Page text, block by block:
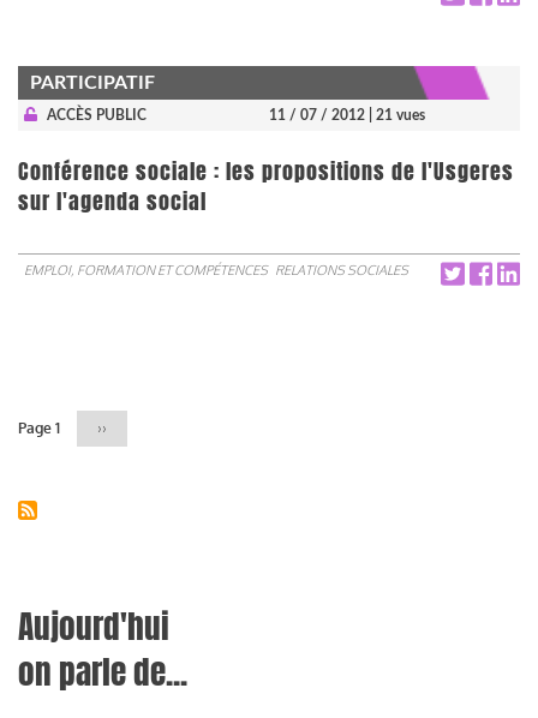
PARTICIPATIF
ACCÈS PUBLIC 11 / 07 / 2012 | 21 vues
Conférence sociale : les propositions de l'Usgeres
sur l'agenda social
EMPLOI, FORMATION ET COMPÉTENCES RELATIONS SOCIALES
Page 1
Page
››
Aujourd'hui
on parle de...